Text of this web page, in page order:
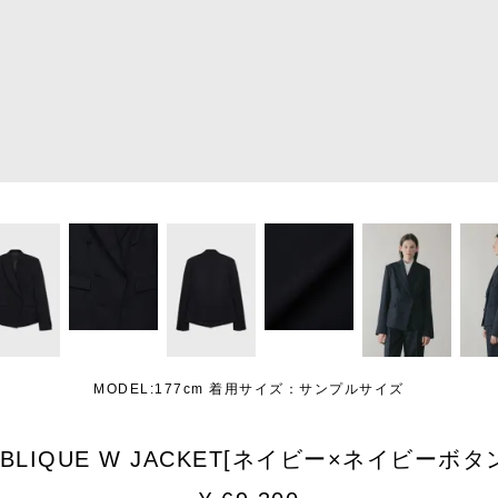
MODEL:177cm 着用サイズ：サンプルサイズ
W JACKET[ネイビー×ネイビーボタ